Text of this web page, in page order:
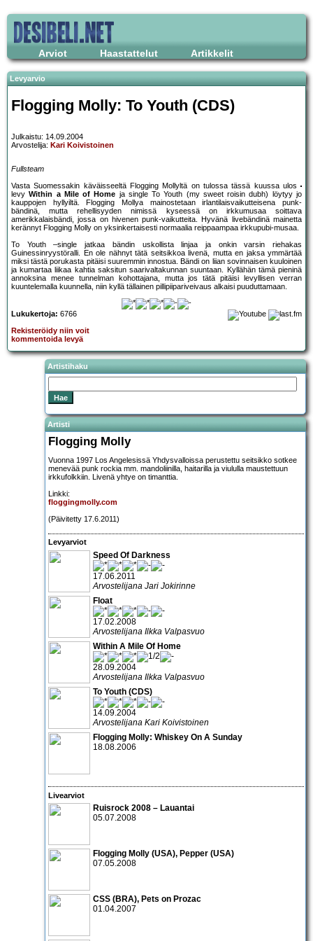
Arviot Haastattelut Artikkelit
Levyarvio
Flogging Molly: To Youth (CDS)
Julkaistu: 14.09.2004
Arvostelija: Kari Koivistoinen
Fullsteam
Vasta Suomessakin käväisseeltä Flogging Mollyltä on tulossa tässä kuussa ulos
levyWithin a Mile of Home ja single To Youth (my sweet roisin dubh) löytyy jo
kauppojen hyllyiltä. Flogging Mollya mainostetaan irlantilaisvaikutteisena punk-
bändinä, mutta rehellisyyden nimissä kyseessä on irkkumusaa soittava
amerikkalaisbändi, jossa on hivenen punk-vaikutteita. Hyvänä livebändinä mainetta
kerännyt Flogging Molly on yksinkertaisesti normaalia reippaampaa irkkupubi-musaa.
To Youth –single jatkaa bändin uskollista linjaa ja onkin varsin riehakas
Guinessinryystöralli. En ole nähnyt tätä seitsikkoa livenä, mutta en jaksa ymmärtää
miksi tästä porukasta pitäisi suuremmin innostua. Bändi on liian sovinnaisen kuuloinen
ja kumartaa liikaa kahtia saksitun saarivaltakunnan suuntaan. Kyllähän tämä pieninä
annoksina menee tunnelman kohottajana, mutta jos tätä pitäisi levyllisen verran
kuuntelemalla kuunnella, niin kyllä tällainen pillipiipariveivaus alkaisi puuduttamaan.
Lukukertoja: 6766
Rekisteröidy niin voit
kommentoida levyä
Artistihaku
Artisti
Flogging Molly
Vuonna 1997 Los Angelesissä Yhdysvalloissa perustettu seitsikko sotkee
menevää punk rockia mm. mandoliinilla, haitarilla ja viululla maustettuun
irkkufolkkiin. Livenä yhtye on timanttia.
Linkki:
floggingmolly.com
(Päivitetty 17.6.2011)
Levyarviot
Speed Of Darkness
17.06.2011
Arvostelijana Jari Jokirinne
Float
17.02.2008
Arvostelijana Ilkka Valpasvuo
Within A Mile Of Home
28.09.2004
Arvostelijana Ilkka Valpasvuo
To Youth (CDS)
14.09.2004
Arvostelijana Kari Koivistoinen
Flogging Molly: Whiskey On A Sunday
18.08.2006
Livearviot
Ruisrock 2008 – Lauantai
05.07.2008
Flogging Molly (USA), Pepper (USA)
07.05.2008
CSS (BRA), Pets on Prozac
01.04.2007